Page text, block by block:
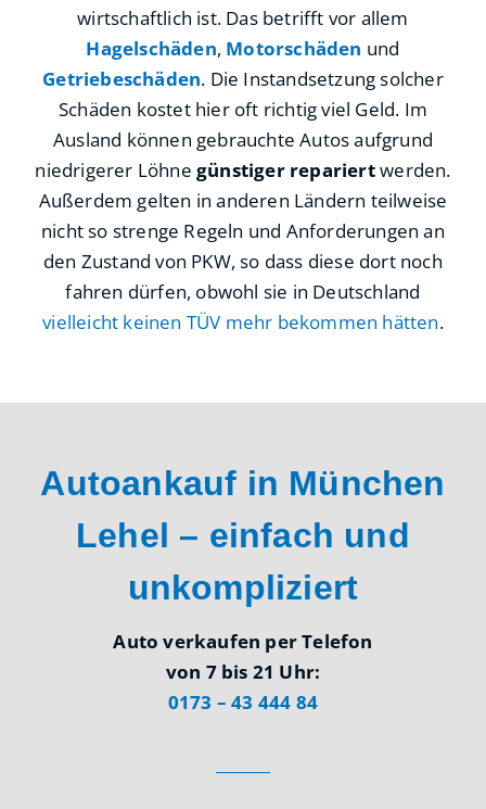
wirtschaftlich ist. Das betrifft vor allem
Hagelschäden, Motorschäden und
Getriebeschäden. Die Instandsetzung solcher
Schäden kostet hier oft richtig viel Geld. Im
Ausland können gebrauchte Autos aufgrund
niedrigerer Löhnegünstiger repariertwerden.
Außerdem gelten in anderen Ländern teilweise
nicht so strenge Regeln und Anforderungen an
den Zustand von PKW, so dass diese dort noch
fahren dürfen, obwohl sie in Deutschland
vielleicht keinen TÜV mehr bekommen hätten.
Autoankauf in München
Lehel – einfach und
unkompliziert
Auto verkaufen per Telefon
von 7 bis 21 Uhr:
0173 – 43 444 84